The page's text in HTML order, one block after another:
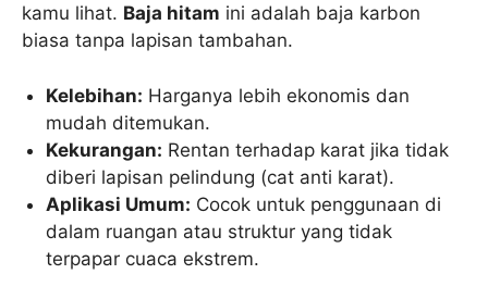
kamu lihat. Baja hitam ini adalah baja karbon
biasa tanpa lapisan tambahan.
Kelebihan: Harganya lebih ekonomis dan
mudah ditemukan.
Kekurangan: Rentan terhadap karat jika tidak
diberi lapisan pelindung (cat anti karat).
Aplikasi Umum: Cocok untuk penggunaan di
dalam ruangan atau struktur yang tidak
terpapar cuaca ekstrem.